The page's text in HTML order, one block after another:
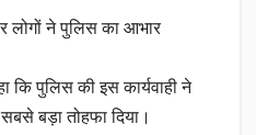
लोगों ने पुलिस का आभार
कि पुलिस की इस कार्यवाही ने
बड़ा तोहफा दिया।